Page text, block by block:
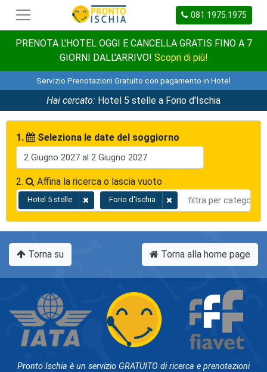
081.1975.1975
PRENOTA L'HOTEL OGGI E CANCELLA GRATIS FINO A 7
GIORNI DALL'ARRIVO! Scopri di più!
Servizio Prenotazioni Gratuito con pagamento in Hotel
Hai cercato: Hotel 5 stelle a Forio d'Ischia
1. Seleziona le date del soggiorno
2. Affina la ricerca o lascia vuoto
Hotel 5 stelle Forio d'Ischia
Torna su Torna alla home page
Pronto Ischia è un servizio GRATUITO di ricerca e prenotazioni